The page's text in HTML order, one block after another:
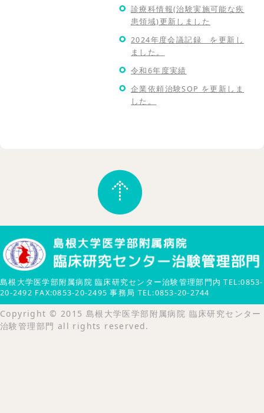
診療科情報(治験実施可能な疾
患領域)更新しました
2024年度会議記録 を更新し
ました。
令和6年度実績
企業依頼治験SOP を更新しま
した。
島根大学医学部附属病院 臨床研究センター治験管理部門内 TEL:0853-
20-2492 FAX:0853-20-2495 事務局 TEL:0853-20-2744
Copyright © 2015 島根大学医学部附属病院 臨床研究センター
治験管理部門 all rights reserved.